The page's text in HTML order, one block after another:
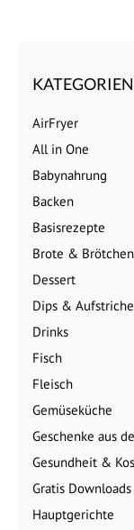
KATEGORIEN
AirFryer
All in One
Babynahrung
Backen
Basisrezepte
Brote & Brötchen
Dessert
Dips & Aufstriche
Drinks
Fisch
Fleisch
Gemüseküche
Geschenke aus
Gesundheit &
Gratis Downloads
Hauptgerichte